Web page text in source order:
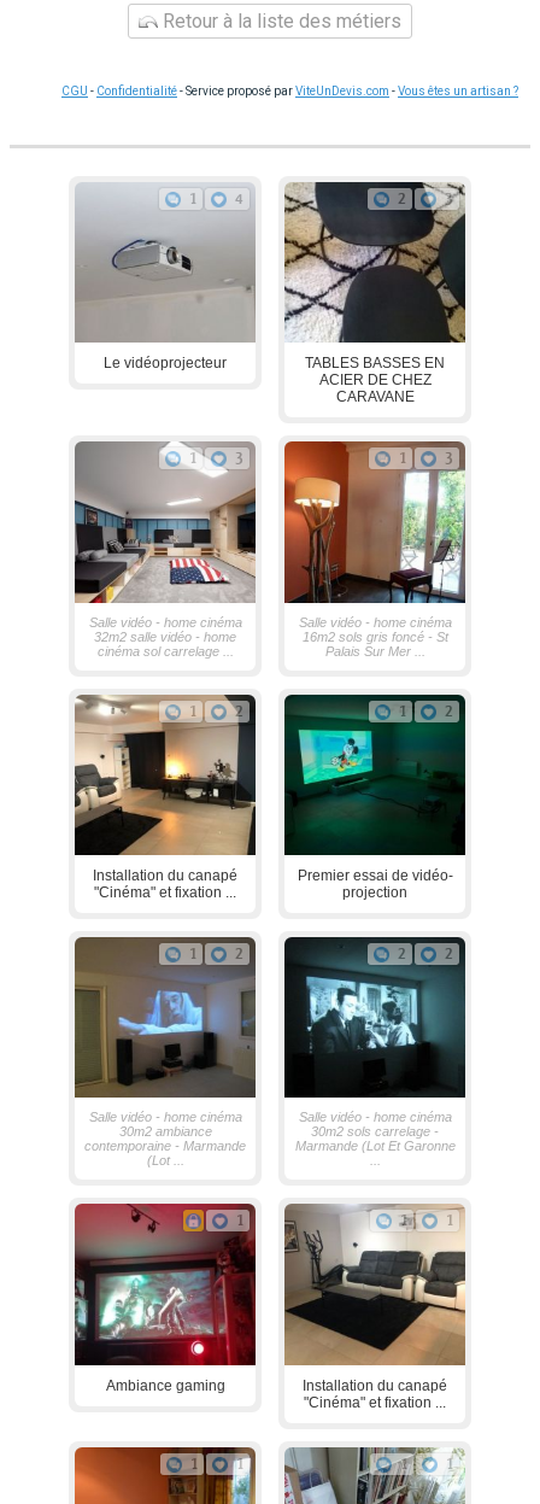
Retour à la liste des métiers
CGU - Confidentialité- Service proposé parViteUnDevis.com -Vous êtes un artisan ?
1 4
Le vidéoprojecteur
2 3
TABLES BASSES EN
ACIER DE CHEZ
CARAVANE
1 3
Salle vidéo - home cinéma
32m2 salle vidéo - home
cinéma sol carrelage ...
1 3
Salle vidéo - home cinéma
16m2 sols gris foncé - St
Palais Sur Mer ...
1 2
Installation du canapé
"Cinéma" et fixation ...
1 2
Premier essai de vidéo-
projection
1 2
Salle vidéo - home cinéma
30m2 ambiance
contemporaine - Marmande
(Lot ...
2 2
Salle vidéo - home cinéma
30m2 sols carrelage -
Marmande (Lot Et Garonne
1
Ambiance gaming
1 1
Installation du canapé
"Cinéma" et fixation ...
1 1 1 1